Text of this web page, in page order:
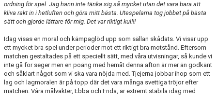
ordning för spel. Jag hann inte tänka sig så mycket utan det vara bara att
kliva rakt in i hetluften och göra mitt bästa. Utespelarna tog jobbet på bästa
sätt och gjorde lättare för mig. Det var riktigt kul!!!
Idag visas en moral och kämpaglöd upp som sällan skådats. Vi visar upp
ett mycket bra spel under perioder mot ett riktigt bra motstånd. Eftersom
matchen gestaltades på ett speciellt sätt, med våra utvisningar, så kunde vi
inte gå för seger men en poäng med hemåt denna afton är mer än godkänt
och såklart något som vi ska vara nöjda med. Tjejerna jobbar ihop som ett
lag och lagmoralen är på topp där det vara många svettiga tröjor efter
matchen. Våra målvakter, Ebba och Frida, är extremt stabila idag med